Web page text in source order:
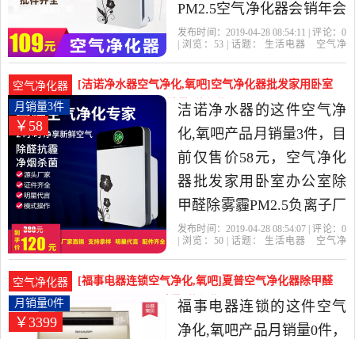
PM2.5空气净化器会销年会
礼品专用是2019年洁诺净
价比很高的空气净化,氧
吧，由广东 深圳发货。
发布时间：2019-04-28 08:54:11 | 评论： 0
| 浏览： 53| 话题： 生活电器
空气净
空气净化器
[洁诺净水器空气净化,氧吧]空气净化器批发家用卧室
办公室除甲醛除月销量3件仅售58元
￥58
月销量3件
洁诺净水器的这件空气净
化,氧吧产品月销量3件，目
前仅售价58元，空气净化
器批发家用卧室办公室除
甲醛除雾霾PM2.5负离子厂
家礼品是2019年洁诺净水
比很高的空气净化,氧吧，
由广东 深圳发货。
发布时间：2019-04-28 08:54:07 | 评论： 0
| 浏览： 50| 话题： 生活电器
空气净
空气净化器
[福事电器连锁空气净化,氧吧]夏普空气净化器除甲醛
异味雾霾PM2.月销量0件仅售3399元
￥3399
月销量0件
福事电器连锁的这件空气
净化,氧吧产品月销量0件，